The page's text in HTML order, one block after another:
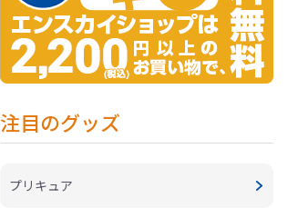
注目のグッズ
プリキュア